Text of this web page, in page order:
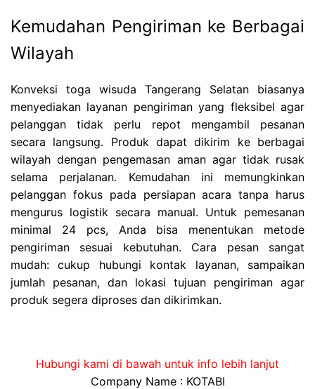
Kemudahan Pengiriman ke Berbagai
Wilayah
Konveksi toga wisuda Tangerang Selatan biasanya
menyediakan layanan pengiriman yang fleksibel agar
pelanggan tidak perlu repot mengambil pesanan
secara langsung. Produk dapat dikirim ke berbagai
wilayah dengan pengemasan aman agar tidak rusak
selama perjalanan. Kemudahan ini memungkinkan
pelanggan fokus pada persiapan acara tanpa harus
mengurus logistik secara manual. Untuk pemesanan
minimal 24 pcs, Anda bisa menentukan metode
pengiriman sesuai kebutuhan. Cara pesan sangat
mudah: cukup hubungi kontak layanan, sampaikan
jumlah pesanan, dan lokasi tujuan pengiriman agar
produk segera diproses dan dikirimkan.
Hubungi kami di bawah untuk info lebih lanjut
Company Name : KOTABI